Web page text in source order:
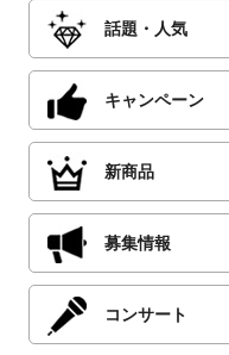
話題・人気
キャンペーン
新商品
募集情報
コンサート